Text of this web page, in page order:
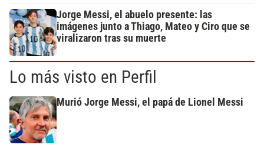
Jorge Messi, el abuelo presente: las
imágenes junto a Thiago, Mateo y Ciro que se
viralizaron tras su muerte
Lo más visto en Perfil
Murió Jorge Messi, el papá de Lionel Messi